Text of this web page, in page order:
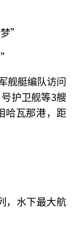
”
舰艇编队访问
护卫舰等3艘
瓦那港，距
，水下最大航